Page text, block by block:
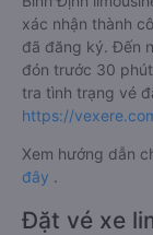
xác nhận thành
đã đăng ký. Đến
đón trước 30
tra tình trạng vé
https://
Xem hướng dẫn
đây .
Đặt vé xe